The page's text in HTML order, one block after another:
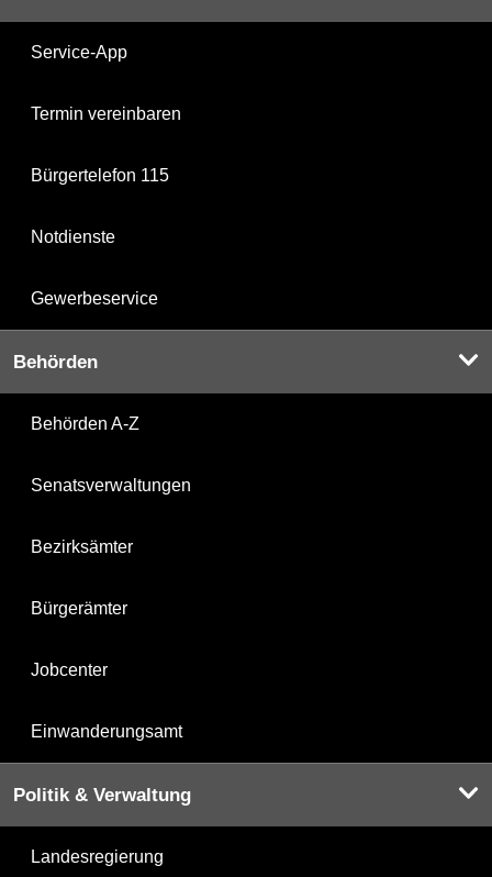
Service-App
Termin vereinbaren
Bürgertelefon 115
Notdienste
Gewerbeservice
Behörden
Behörden A-Z
Senatsverwaltungen
Bezirksämter
Bürgerämter
Jobcenter
Einwanderungsamt
Politik & Verwaltung
Landesregierung